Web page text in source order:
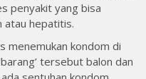
penyakit yang bisa
atau hepatitis.
menemukan kondom di
tersebut balon dan